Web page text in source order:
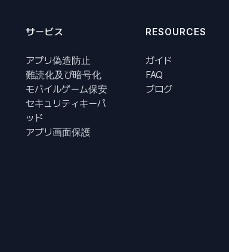
サービス
アプリ偽造防止
難読化及び暗号化
モバイルゲーム保安
セキュリティキーパ
ッド
アプリ画面保護
RESOURCES
ガイド
FAQ
ブログ